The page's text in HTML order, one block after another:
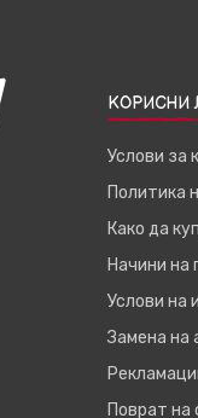
КОРИСНИ
Услови за
Политика
Како да
Начини на
Услови на
Замена на
Поврат на